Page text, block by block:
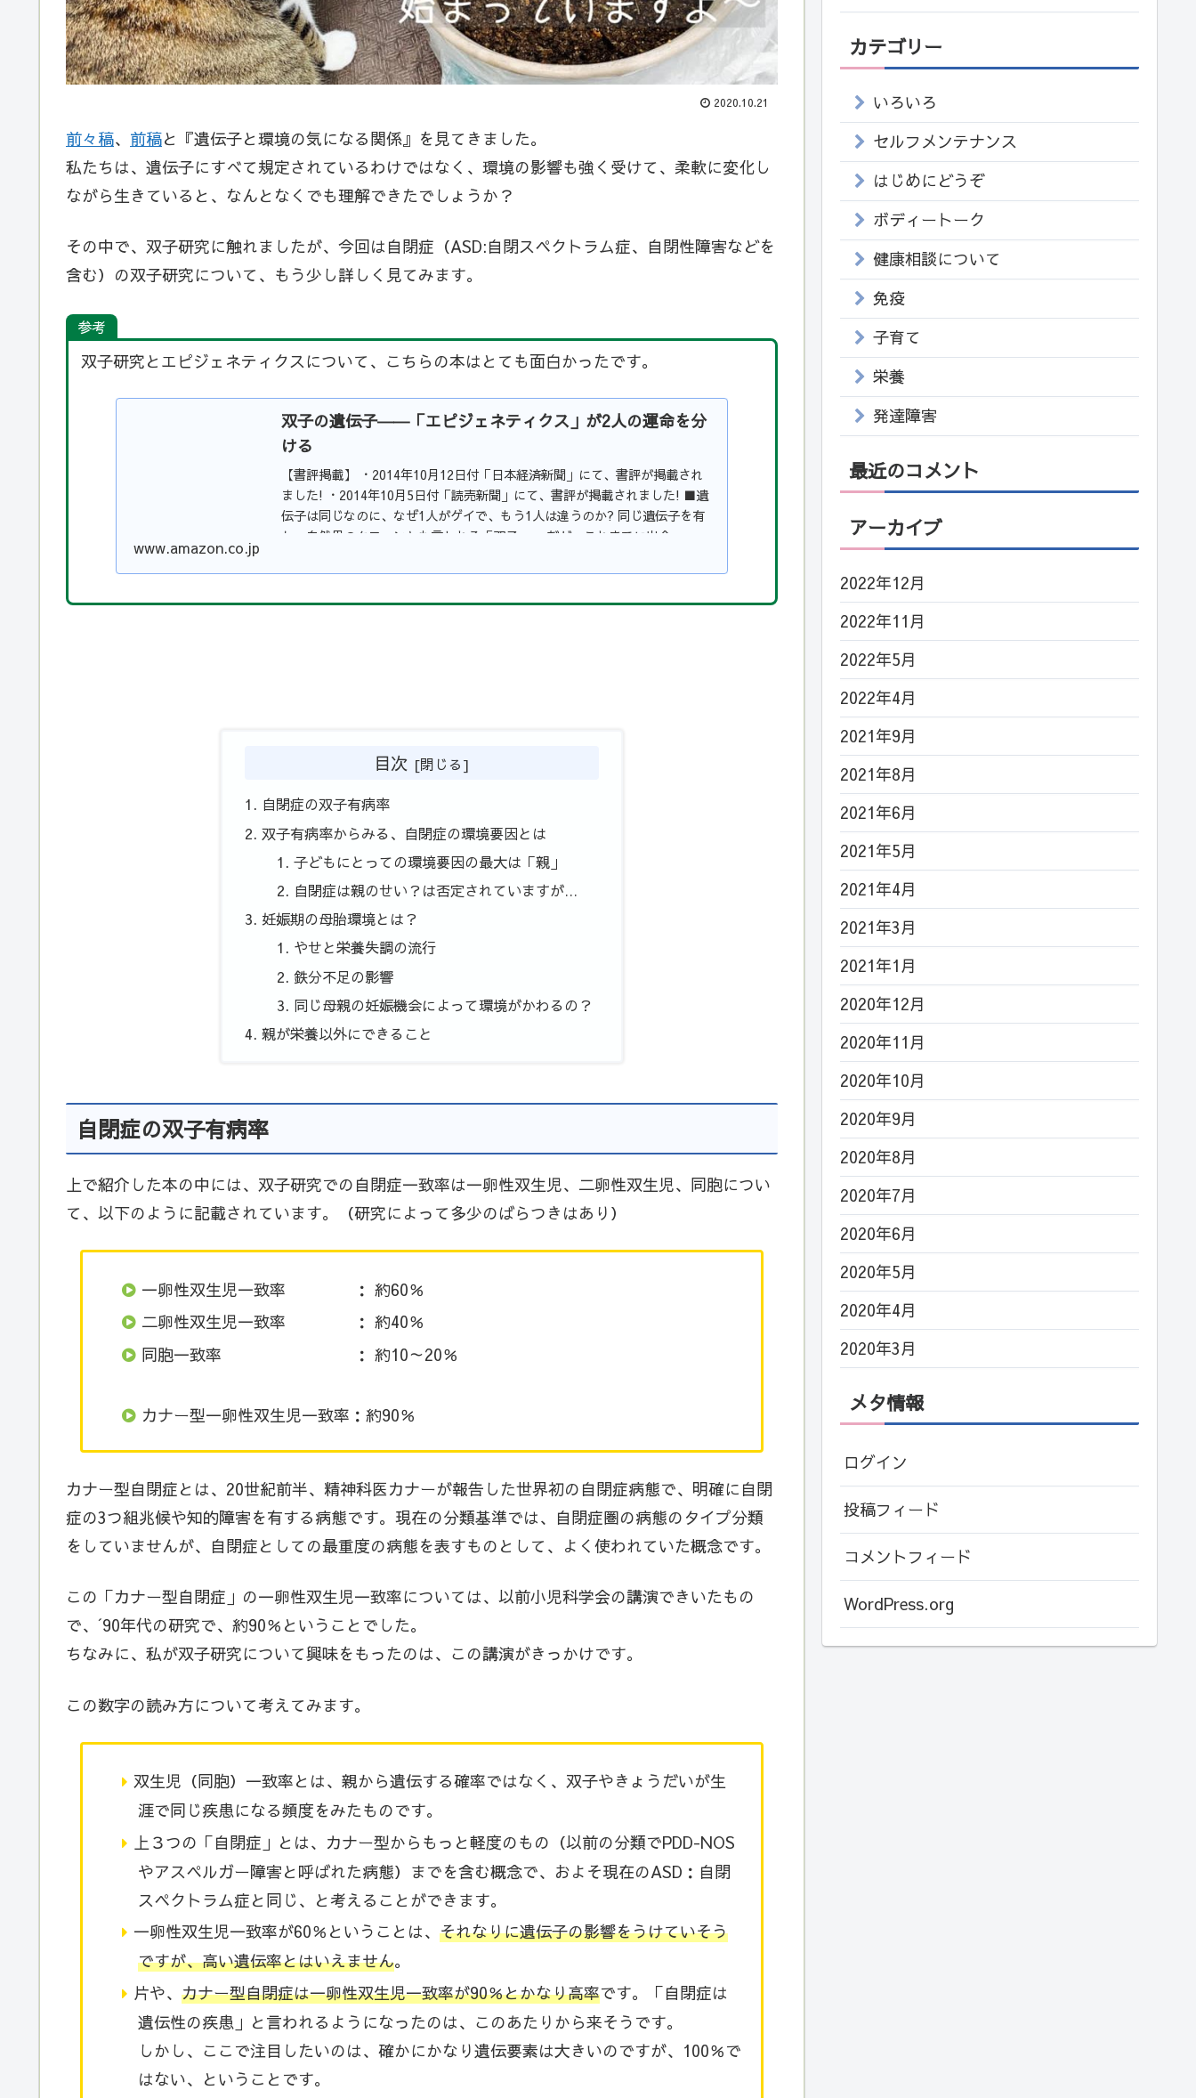
2020.10.21
前々稿、 前稿と『遺伝子と環境の気になる関係』を見てきました。
私たちは、遺伝子にすべて規定されているわけではなく、環境の影響も強く受けて、柔軟に変化し
ながら生きていると、なんとなくでも理解できたでしょうか？
その中で、双子研究に触れましたが、今回は自閉症（ASD:自閉スペクトラム症、自閉性障害などを
含む）の双子研究について、もう少し詳しく見てみます。
参考
双子研究とエピジェネティクスについて、こちらの本はとても面白かったです。
双子の遺伝子――「エピジェネティクス」が2人の運命を分
ける
【書評掲載】 ・2014年10月12日付「日本経済新聞」にて、書評が掲載され
ました! ・2014年10月5日付「読売新聞」にて、書評が掲載されました! ■遺
伝子は同じなのに、なぜ1人がゲイで、もう1人は違うのか? 同じ遺伝子を有
し、自然界のクローンとも言われる「双子」。 だが、これまでに出会...
www.amazon.co.jp
目次
自閉症の双子有病率
双子有病率からみる、自閉症の環境要因とは
子どもにとっての環境要因の最大は「親」
自閉症は親のせい？は否定されていますが…
妊娠期の母胎環境とは？
やせと栄養失調の流行
鉄分不足の影響
同じ母親の妊娠機会によって環境がかわるの？
親が栄養以外にできること
自閉症の双子有病率
上で紹介した本の中には、双子研究での自閉症一致率は一卵性双生児、二卵性双生児、同胞につい
て、以下のように記載されています。（研究によって多少のばらつきはあり）
一卵性双生児一致率 ： 約60％
二卵性双生児一致率 ： 約40％
同胞一致率 ： 約10～20％
カナー型一卵性双生児一致率：約90％
カナー型自閉症とは、20世紀前半、精神科医カナーが報告した世界初の自閉症病態で、明確に自閉
症の3つ組兆候や知的障害を有する病態です。現在の分類基準では、自閉症圏の病態のタイプ分類
をしていませんが、自閉症としての最重度の病態を表すものとして、よく使われていた概念です。
この「カナー型自閉症」の一卵性双生児一致率については、以前小児科学会の講演できいたもの
で、´90年代の研究で、約90％ということでした。
ちなみに、私が双子研究について興味をもったのは、この講演がきっかけです。
この数字の読み方について考えてみます。
双生児（同胞）一致率とは、親から遺伝する確率ではなく、双子やきょうだいが生
涯で同じ疾患になる頻度をみたものです。
上３つの「自閉症」とは、カナー型からもっと軽度のもの（以前の分類でPDD-NOS
やアスペルガー障害と呼ばれた病態）までを含む概念で、およそ現在のASD：自閉
スペクトラム症と同じ、と考えることができます。
一卵性双生児一致率が60％ということは、 それなりに遺伝子の影響をうけていそう
ですが、高い遺伝率とはいえません。
片や、 カナー型自閉症は一卵性双生児一致率が90％とかなり高率です。「自閉症は
遺伝性の疾患」と言われるようになったのは、このあたりから来そうです。
しかし、ここで注目したいのは、確かにかなり遺伝要素は大きいのですが、100％で
はない、ということです。
カテゴリー
いろいろ
セルフメンテナンス
はじめにどうぞ
ボディートーク
健康相談について
免疫
子育て
栄養
発達障害
最近のコメント
アーカイブ
2022年12月
2022年11月
2022年5月
2022年4月
2021年9月
2021年8月
2021年6月
2021年5月
2021年4月
2021年3月
2021年1月
2020年12月
2020年11月
2020年10月
2020年9月
2020年8月
2020年7月
2020年6月
2020年5月
2020年4月
2020年3月
メタ情報
ログイン
投稿フィード
コメントフィード
WordPress.org